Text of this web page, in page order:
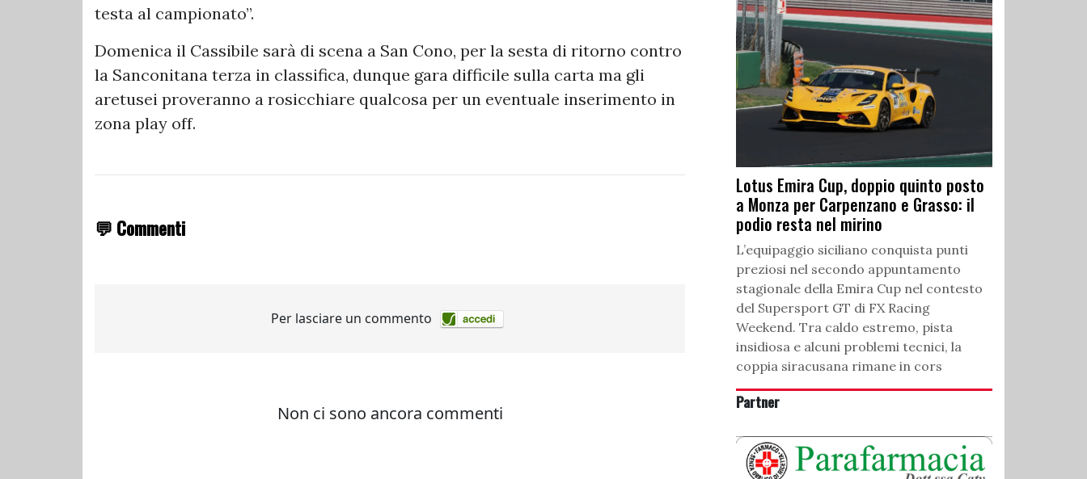
testa al campionato”.
Domenica il Cassibile sarà di scena a San Cono, per la sesta di ritorno contro
la Sanconitana terza in classifica, dunque gara difficile sulla carta ma gli
aretusei proveranno a rosicchiare qualcosa per un eventuale inserimento in
zona play off.
💬 Commenti
Lotus Emira Cup, doppio quinto posto
a Monza per Carpenzano e Grasso: il
podio resta nel mirino
L’equipaggio siciliano conquista punti
preziosi nel secondo appuntamento
stagionale della Emira Cup nel contesto
del Supersport GT di FX Racing
Weekend. Tra caldo estremo, pista
insidiosa e alcuni problemi tecnici, la
coppia siracusana rimane in cors
Partner